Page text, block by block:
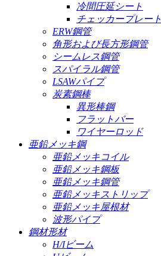
冷間圧延シート
チェッカープレート
ERW鋼管
角形および長方形鋼管
シームレス鋼管
スパイラル鋼管
LSAWパイプ
炭素鋼棒
異形棒鋼
フラットバー
ワイヤーロッド
亜鉛メッキ鋼
亜鉛メッキコイル
亜鉛メッキ鋼板
亜鉛メッキ鋼管
亜鉛メッキストリップ
亜鉛メッキ屋根材
波形パイプ
鋼材形材
H/Iビーム